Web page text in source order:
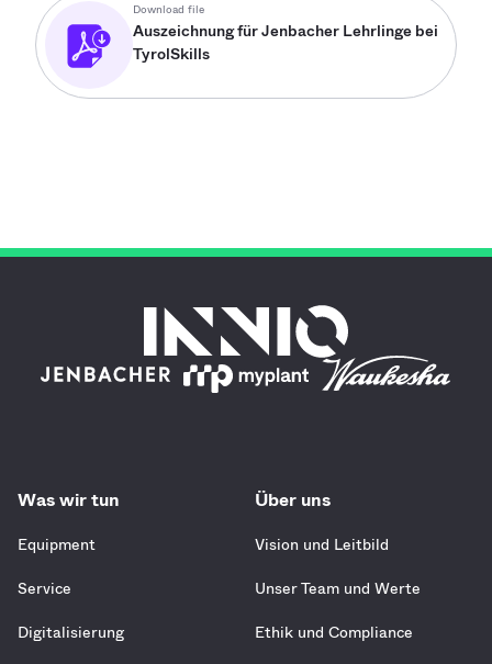
Download file
Auszeichnung für Jenbacher Lehrlinge bei
TyrolSkills
Was wir tun
Equipment
Service
Digitalisierung
Über uns
Vision und Leitbild
Unser Team und Werte
Ethik und Compliance